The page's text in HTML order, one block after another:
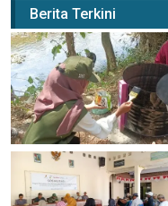
Berita Terkini